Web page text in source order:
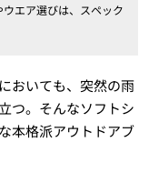
エア選びは、スペック
おいても、突然の雨
つ。そんなソフトシ
本格派アウトドアブ